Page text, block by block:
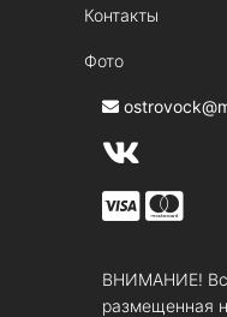
Контакты
Фото
ВНИМАНИЕ!
размещенная